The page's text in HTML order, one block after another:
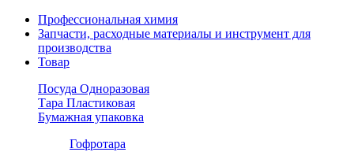
Профессиональная химия
Запчасти, расходные материалы и инструмент для
производства
Товар
Посуда Одноразовая
Тара Пластиковая
Бумажная упаковка
Гофротара